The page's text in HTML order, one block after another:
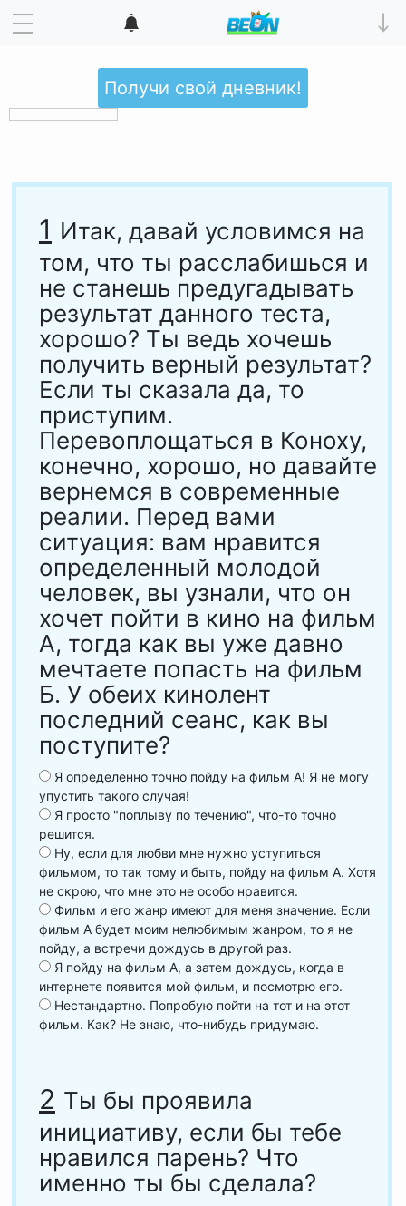
Получи свой дневник!
1 Итак, давай условимся на
том, что ты расслабишься и
не станешь предугадывать
результат данного теста,
хорошо? Ты ведь хочешь
получить верный результат?
Если ты сказала да, то
приступим.
Перевоплощаться в Коноху,
конечно, хорошо, но давайте
вернемся в современные
реалии. Перед вами
ситуация: вам нравится
определенный молодой
человек, вы узнали, что он
хочет пойти в кино на фильм
А, тогда как вы уже давно
мечтаете попасть на фильм
Б. У обеих кинолент
последний сеанс, как вы
поступите?
Я определенно точно пойду на фильм А! Я не могу
упустить такого случая!
Я просто "поплыву по течению", что-то точно
решится.
Ну, если для любви мне нужно уступиться
фильмом, то так тому и быть, пойду на фильм А. Хотя
не скрою, что мне это не особо нравится.
Фильм и его жанр имеют для меня значение. Если
фильм А будет моим нелюбимым жанром, то я не
пойду, а встречи дождусь в другой раз.
Я пойду на фильм А, а затем дождусь, когда в
интернете появится мой фильм, и посмотрю его.
Нестандартно. Попробую пойти на тот и на этот
фильм. Как? Не знаю, что-нибудь придумаю.
2 Ты бы проявила
инициативу, если бы тебе
нравился парень? Что
именно ты бы сделала?